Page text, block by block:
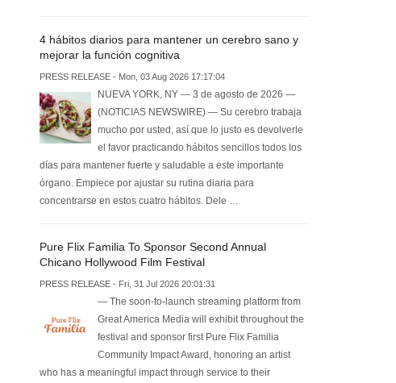
4 hábitos diarios para mantener un cerebro sano y
mejorar la función cognitiva
PRESS RELEASE - Mon, 03 Aug 2026 17:17:04
NUEVA YORK, NY — 3 de agosto de 2026 —
(NOTICIAS NEWSWIRE) — Su cerebro trabaja
mucho por usted, así que lo justo es devolverle
el favor practicando hábitos sencillos todos los
días para mantener fuerte y saludable a este importante
órgano. Empiece por ajustar su rutina diaria para
concentrarse en estos cuatro hábitos. Dele …
Pure Flix Familia To Sponsor Second Annual
Chicano Hollywood Film Festival
PRESS RELEASE - Fri, 31 Jul 2026 20:01:31
— The soon-to-launch streaming platform from
Great America Media will exhibit throughout the
festival and sponsor first Pure Flix Familia
Community Impact Award, honoring an artist
who has a meaningful impact through service to their